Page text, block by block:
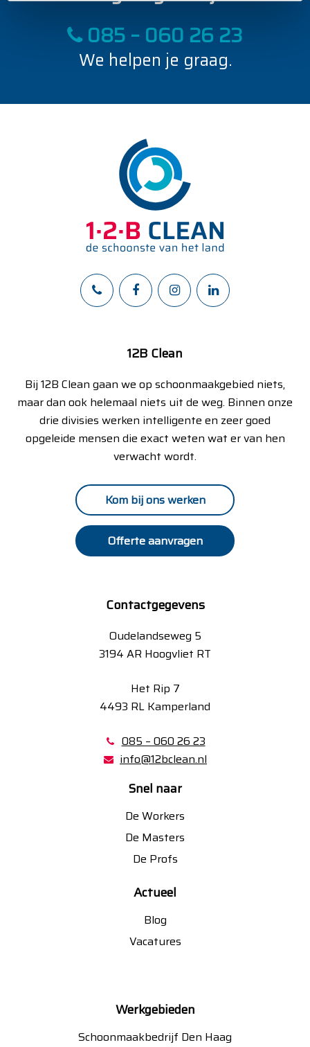
e
085 – 060 26 23
We helpen je graag.
12B Clean
Bij 12B Clean gaan we op schoonmaakgebied niets,
maar dan ook helemaal niets uit de weg. Binnen onze
drie divisies werken intelligente en zeer goed
opgeleide mensen die exact weten wat er van hen
verwacht wordt.
Kom bij ons werken
Offerte aanvragen
Contactgegevens
Oudelandseweg 5
3194 AR Hoogvliet RT
Het Rip 7
4493 RL Kamperland
085 – 060 26 23
info@12bclean.nl
Snel naar
De Workers
De Masters
De Profs
Actueel
Blog
Vacatures
Werkgebieden
Schoonmaakbedrijf Den Haag